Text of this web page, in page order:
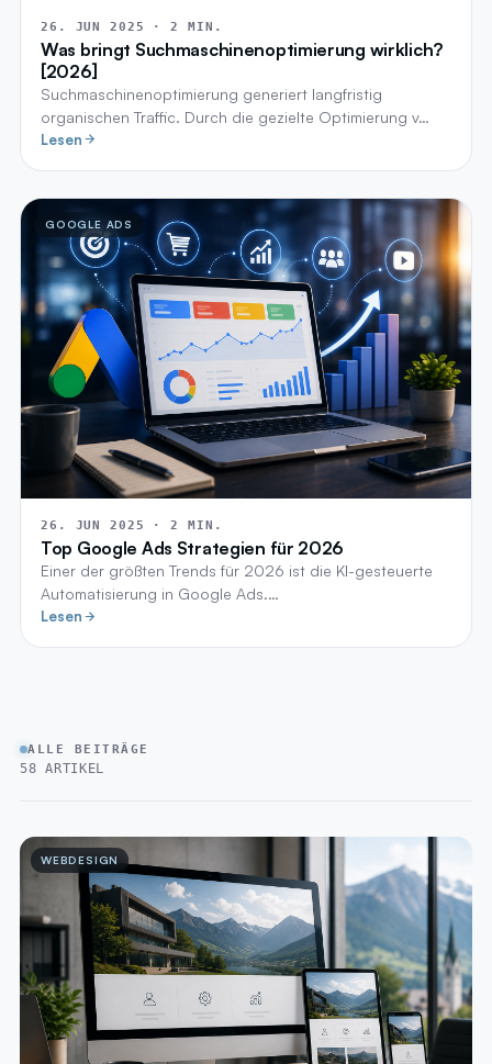
26. JUN 2025 · 2 MIN.
Was bringt Suchmaschinenoptimierung wirklich?
[2026]
Suchmaschinenoptimierung generiert langfristig
organischen Traffic. Durch die gezielte Optimierung v…
Lesen
GOOGLE ADS
26. JUN 2025 · 2 MIN.
Top Google Ads Strategien für 2026
Einer der größten Trends für 2026 ist die KI-gesteuerte
Automatisierung in Google Ads.…
Lesen
ALLE BEITRÄGE
58 ARTIKEL
WEBDESIGN